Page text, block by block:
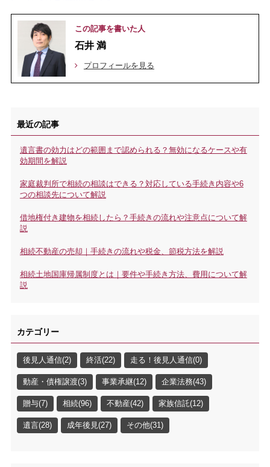
この記事を書いた人
石井 満
プロフィールを見る
最近の記事
遺言書の効力はどの範囲まで認められる？無効になるケースや有
効期間を解説
家庭裁判所で相続の相談はできる？対応している手続き内容や6
つの相談先について解説
借地権付き建物を相続したら？手続きの流れや注意点について解
説
相続不動産の売却｜手続きの流れや税金、節税方法を解説
相続土地国庫帰属制度とは｜要件や手続き方法、費用について解
説
カテゴリー
後見人通信(2) 終活(22) 走る！後見人通信(0)
動産・債権譲渡(3) 事業承継(12) 企業法務(43)
贈与(7) 相続(96) 不動産(42) 家族信託(12)
遺言(28) 成年後見(27) その他(31)